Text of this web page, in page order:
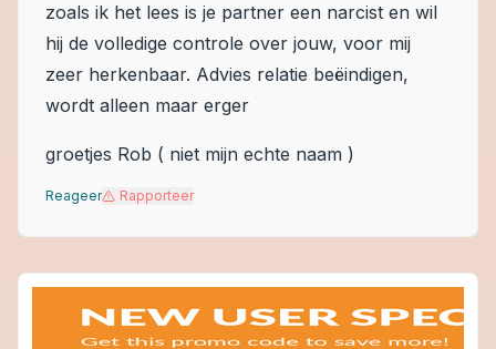
zoals ik het lees is je partner een narcist en wil
hij de volledige controle over jouw, voor mij
zeer herkenbaar. Advies relatie beëindigen,
wordt alleen maar erger
groetjes Rob ( niet mijn echte naam )
Reageer Rapporteer